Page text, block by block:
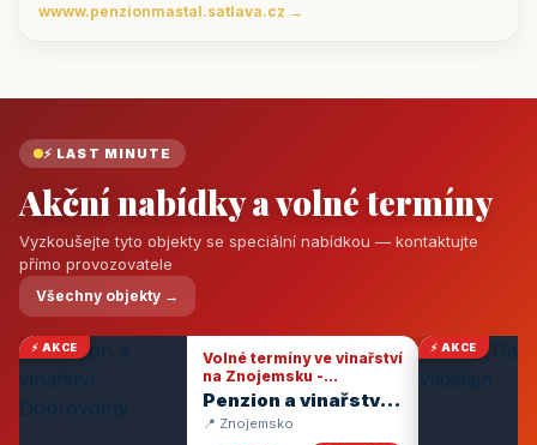
wwww.penzionmastal.satlava.cz →
⚡ LAST MINUTE
Akční nabídky a volné termíny
Vyzkoušejte tyto objekty se speciální nabídkou — kontaktujte
přímo provozovatele
Všechny objekty →
⚡ AKCE
Volné termíny ve vinařství
na Znojemsku -
degustace vín
Penzion a vinařství
Dobrovolný
📍 Znojemsko
⚡ AKCE